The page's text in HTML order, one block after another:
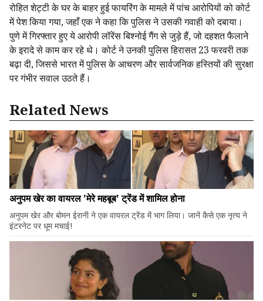
रोहित शेट्टी के घर के बाहर हुई फायरिंग के मामले में पांच आरोपियों को कोर्ट
में पेश किया गया, जहाँ एक ने कहा कि पुलिस ने उसकी गवाही को दबाया।
पुणे में गिरफ्तार हुए ये आरोपी लॉरेंस बिश्नोई गैंग से जुड़े हैं, जो दहशत फैलाने
के इरादे से काम कर रहे थे। कोर्ट ने उनकी पुलिस हिरासत 23 फरवरी तक
बढ़ा दी, जिससे भारत में पुलिस के आचरण और सार्वजनिक हस्तियों की सुरक्षा
पर गंभीर सवाल उठते हैं।
Related News
अनुपम खेर का वायरल 'मेरे महबूब' ट्रेंड में शामिल होना
अनुपम खेर और बोमन ईरानी ने एक वायरल ट्रेंड में भाग लिया। जानें कैसे एक नृत्य ने
इंटरनेट पर धूम मचाई!